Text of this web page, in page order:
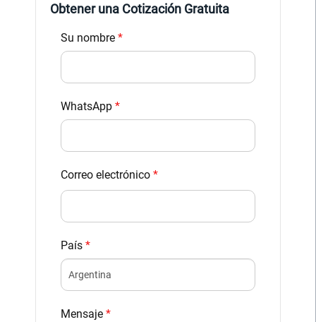
Obtener una Cotización Gratuita
Su nombre *
WhatsApp *
Correo electrónico *
País *
Mensaje *